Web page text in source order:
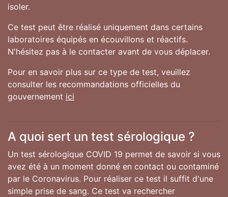
isoler.
Ce test peut être réalisé uniquement dans certains
laboratoires équipés en écouvillons et réactifs.
N'hésitez pas à le contacter avant de vous déplacer.
Pour en savoir plus sur ce type de test, veuillez
consulter les recommandations officielles du
gouvernement ici
A quoi sert un test sérologique ?
Un test sérologique COVID 19 permet de savoir si vous
avez été à un moment donné en contact ou contaminé
par le Coronavirus. Pour réaliser ce test il suffit d'une
simple prise de sang. Ce test va rechercher